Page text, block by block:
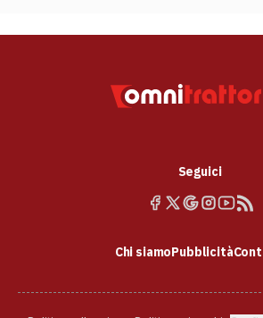
Seguici
Chi siamoPubblicità